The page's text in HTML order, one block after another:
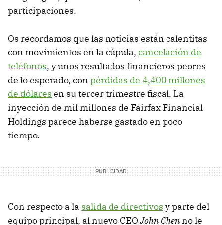
participaciones.
Os recordamos que las noticias están calentitas
con movimientos en la cúpula, cancelación de
teléfonos, y unos resultados financieros peores
de lo esperado, con pérdidas de 4,400 millones
de dólares en su tercer trimestre fiscal. La
inyección de mil millones de Fairfax Financial
Holdings parece haberse gastado en poco
tiempo.
Con respecto a la salida de directivos y parte del
equipo principal, al nuevo CEOJohn Chen no le